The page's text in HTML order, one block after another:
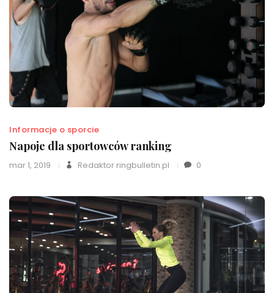
Informacje o sporcie
Napoje dla sportowców ranking
mar 1, 2019 Redaktor ringbulletin.pl 0